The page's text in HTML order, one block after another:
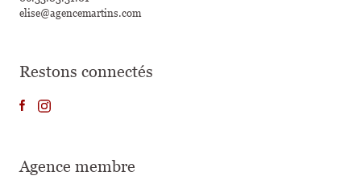
elise@agencemartins.com
Restons connectés
Agence membre